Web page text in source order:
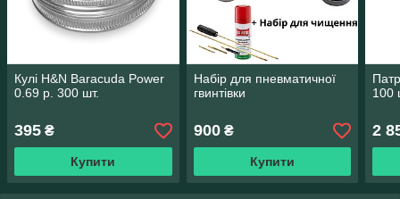
Кулі H&N Baracuda Power
0.69 р. 300 шт.
395 ₴
Купити
Набір для пневматичної
гвинтівки
900₴
Купити
100
2